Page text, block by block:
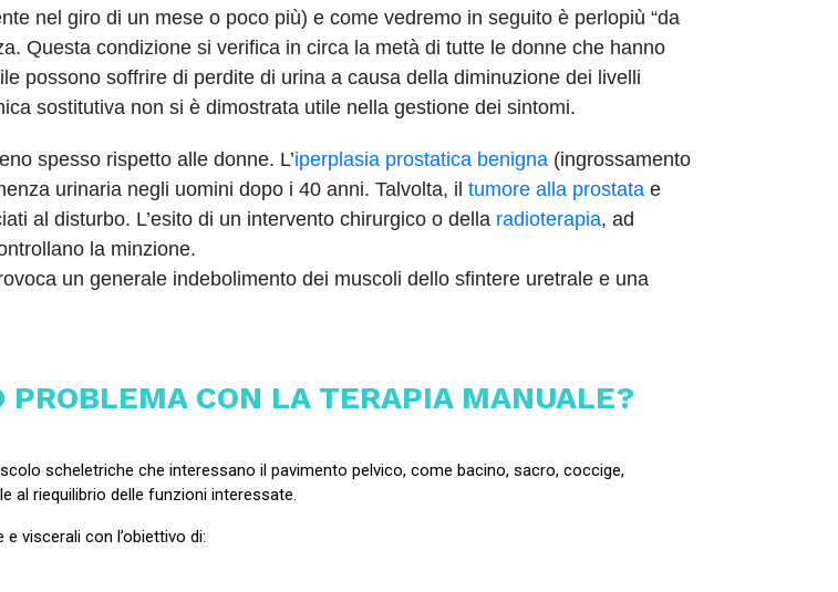
nel giro di un mese o poco più) e come vedremo in seguito è perlopiù “da
Questa condizione si verifica in circa la metà di tutte le donne che hanno
possono soffrire di perdite di urina a causa della diminuzione dei livelli
sostitutiva non si è dimostrata utile nella gestione dei sintomi.
spesso rispetto alle donne. L’iperplasia prostatica benigna (ingrossamento
urinaria negli uomini dopo i 40 anni. Talvolta, il tumore alla prostata e
al disturbo. L’esito di un intervento chirurgico o della radioterapia, ad
la minzione.
un generale indebolimento dei muscoli dello sfintere uretrale e una
PROBLEMA CON LA TERAPIA MANUALE?
scheletriche che interessano il pavimento pelvico, come bacino, sacro, coccige,
al riequilibrio delle funzioni interessate.
viscerali con l’obiettivo di: